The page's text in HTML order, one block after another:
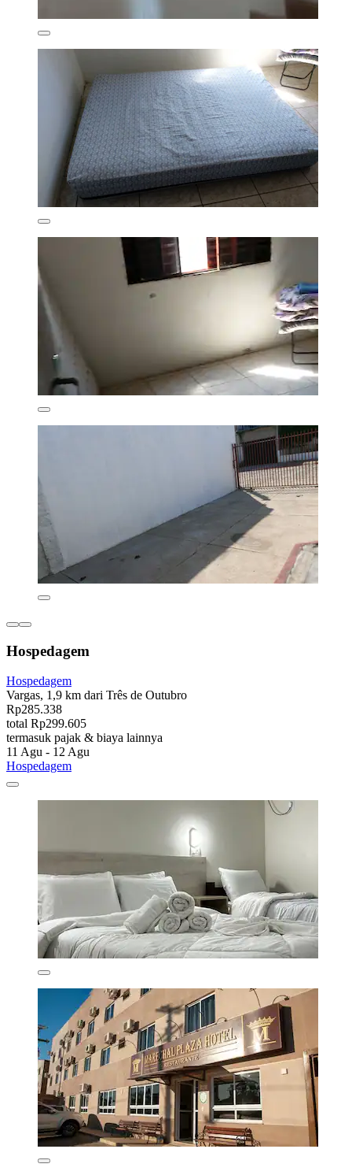
Hospedagem
Hospedagem
Vargas, 1,9 km dari Três de Outubro
Rp285.338
total Rp299.605
termasuk pajak & biaya lainnya
11 Agu - 12 Agu
Hospedagem